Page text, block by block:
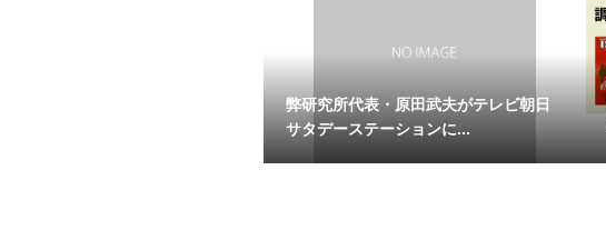
弊研究所代表・原田武夫がテレビ朝日
サタデーステーションに...